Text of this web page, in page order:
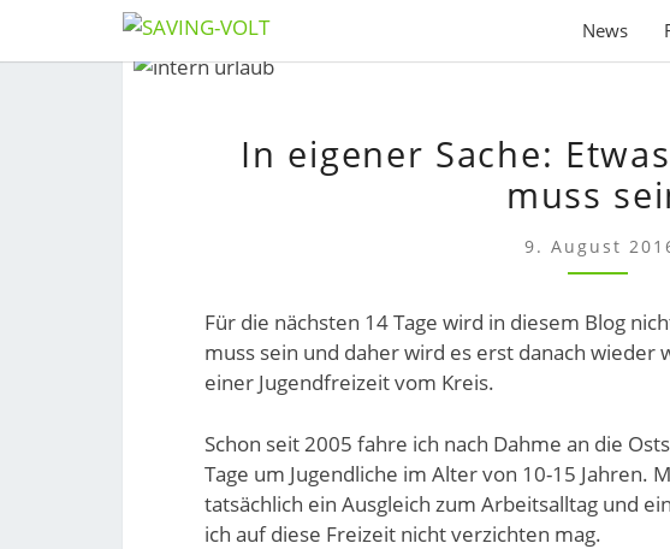
Skip
News
ETWAS
MUSS
In eigener Sache:
muss
9. August
Für die nächsten 14 Tage wird in diesem Blog
muss sein und daher wird es erst danach
einer Jugendfreizeit vom Kreis.
Schon seit 2005 fahre ich nach Dahme an die
Tage um Jugendliche im Alter von 10-15 Jahren.
tatsächlich ein Ausgleich zum Arbeitsalltag und
ich auf diese Freizeit nicht verzichten mag.